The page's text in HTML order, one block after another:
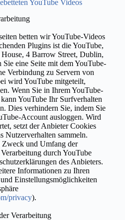
YouTube Videos
betten wir YouTube-Videos
Plugins ist die YouTube,
4 Barrow Street, Dublin,
eine Seite mit dem YouTube-
Verbindung zu Servern von
wird YouTube mitgeteilt,
Wenn Sie in Ihrem YouTube-
YouTube Ihr Surfverhalten
Dies verhindern Sie, indem Sie
Account ausloggen. Wird
setzt der Anbieter Cookies
Nutzerverhalten sammeln.
und Umfang der
durch YouTube
des Anbieters.
Informationen zu Ihren
Einstellungsmöglichkeiten
privacy).
Verarbeitung